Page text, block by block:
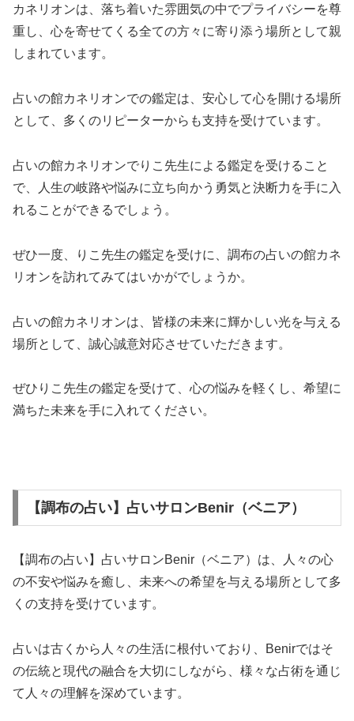
カネリオンは、落ち着いた雰囲気の中でプライバシーを尊
重し、心を寄せてくる全ての方々に寄り添う場所として親
しまれています。
占いの館カネリオンでの鑑定は、安心して心を開ける場所
として、多くのリピーターからも支持を受けています。
占いの館カネリオンでりこ先生による鑑定を受けること
で、人生の岐路や悩みに立ち向かう勇気と決断力を手に入
れることができるでしょう。
ぜひ一度、りこ先生の鑑定を受けに、調布の占いの館カネ
リオンを訪れてみてはいかがでしょうか。
占いの館カネリオンは、皆様の未来に輝かしい光を与える
場所として、誠心誠意対応させていただきます。
ぜひりこ先生の鑑定を受けて、心の悩みを軽くし、希望に
満ちた未来を手に入れてください。
【調布の占い】占いサロンBenir（ベニア）
【調布の占い】占いサロンBenir（ベニア）は、人々の心
の不安や悩みを癒し、未来への希望を与える場所として多
くの支持を受けています。
占いは古くから人々の生活に根付いており、Benirではそ
の伝統と現代の融合を大切にしながら、様々な占術を通じ
て人々の理解を深めています。